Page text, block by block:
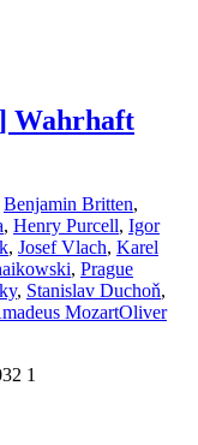
Wahrhaft
Benjamin Britten,
, Henry Purcell, Igor
, Josef Vlach, Karel
, Prague
, Stanislav Duchoň,
MozartOliver
1